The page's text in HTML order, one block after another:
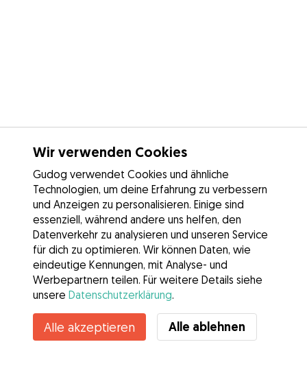
Kontakt
Kennst du die Vorteile von Gudog? Mehr sehen
Wir verwenden Cookies
Gudog verwendet Cookies und ähnliche
Technologien, um deine Erfahrung zu verbessern
und Anzeigen zu personalisieren. Einige sind
essenziell, während andere uns helfen, den
Datenverkehr zu analysieren und unseren Service
für dich zu optimieren. Wir können Daten, wie
eindeutige Kennungen, mit Analyse- und
Werbepartnern teilen. Für weitere Details siehe
unsere Datenschutzerklärung.
Alle akzeptieren Alle ablehnen